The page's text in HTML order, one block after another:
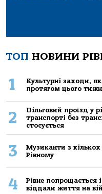
ТОП НОВИНИ
1
Культурні заходи,
протягом цього
2
Пільговий проїзд у
транспорті без
стосується
3
Музиканти з
Рівному
4
Рівне попрощається
віддали життя на